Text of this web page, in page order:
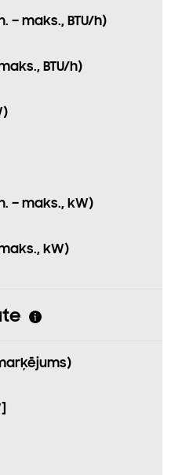
– maks., BTU/h)
BTU/h)
– maks., kW)
kW)